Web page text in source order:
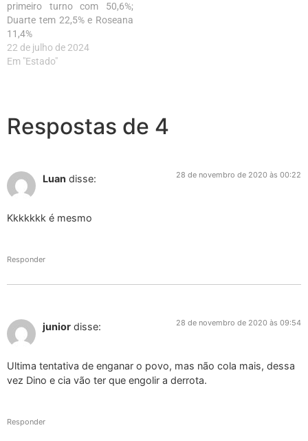
primeiro turno com 50,6%;
Duarte tem 22,5% e Roseana
11,4%
22 de julho de 2024
Em "Estado"
Respostas de 4
Luan disse: 28 de novembro de 2020 às 00:22
Kkkkkkk é mesmo
Responder
junior disse: 28 de novembro de 2020 às 09:54
Ultima tentativa de enganar o povo, mas não cola mais, dessa
vez Dino e cia vão ter que engolir a derrota.
Responder